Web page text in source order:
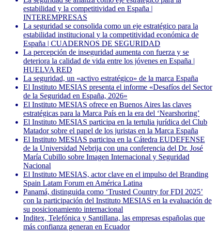
estabilidad y la competitividad en España |
INTEREMPRESAS
La seguridad se consolida como un eje estratégico para la
estabilidad institucional y la competitividad económica de
España | CUADERNOS DE SEGURIDAD
La percepción de inseguridad aumenta con fuerza y se
deteriora la calidad de vida entre los jóvenes en España |
HUELVA RED
La seguridad, un «activo estratégico» de la marca España
El Instituto MESIAS presenta el informe «Desafíos del Sector
de la Seguridad en España, 2026»
El Instituto MESIAS ofrece en Buenos Aires las claves
estratégicas para la Marca País en la era del ‘Nearshoring’
El Instituto MESIAS participa en la tertulia jurídica del Club
Matador sobre el papel de los juristas en la Marca España
El Instituto MESIAS participa en la Cátedra EUDEFENSE
de la Universidad Nebrija con una conferencia del Dr. José
María Cubillo sobre Imagen Internacional y Seguridad
Nacional
El Instituto MESIAS, actor clave en el impulso del Branding
Spain Latam Forum en América Latina
Panamá, distinguida como ‘Trusted Country for FDI 2025’
con la participación del Instituto MESIAS en la evaluación de
su posicionamiento internacional
Inditex, Telefónica y Santillana, las empresas españolas que
más confianza generan en Ecuador